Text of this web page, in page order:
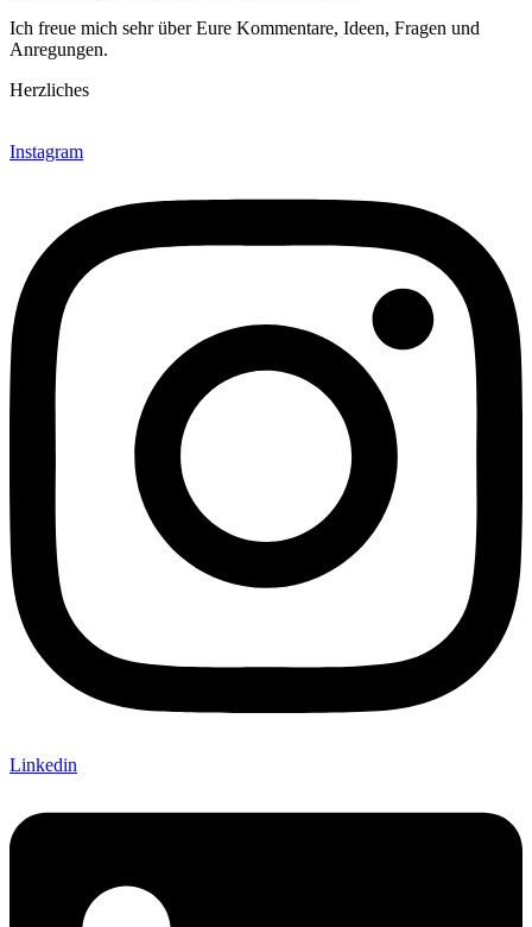
Ich freue mich sehr über Eure Kommentare, Ideen, Fragen und
Anregungen.
Herzliches
Instagram
Linkedin